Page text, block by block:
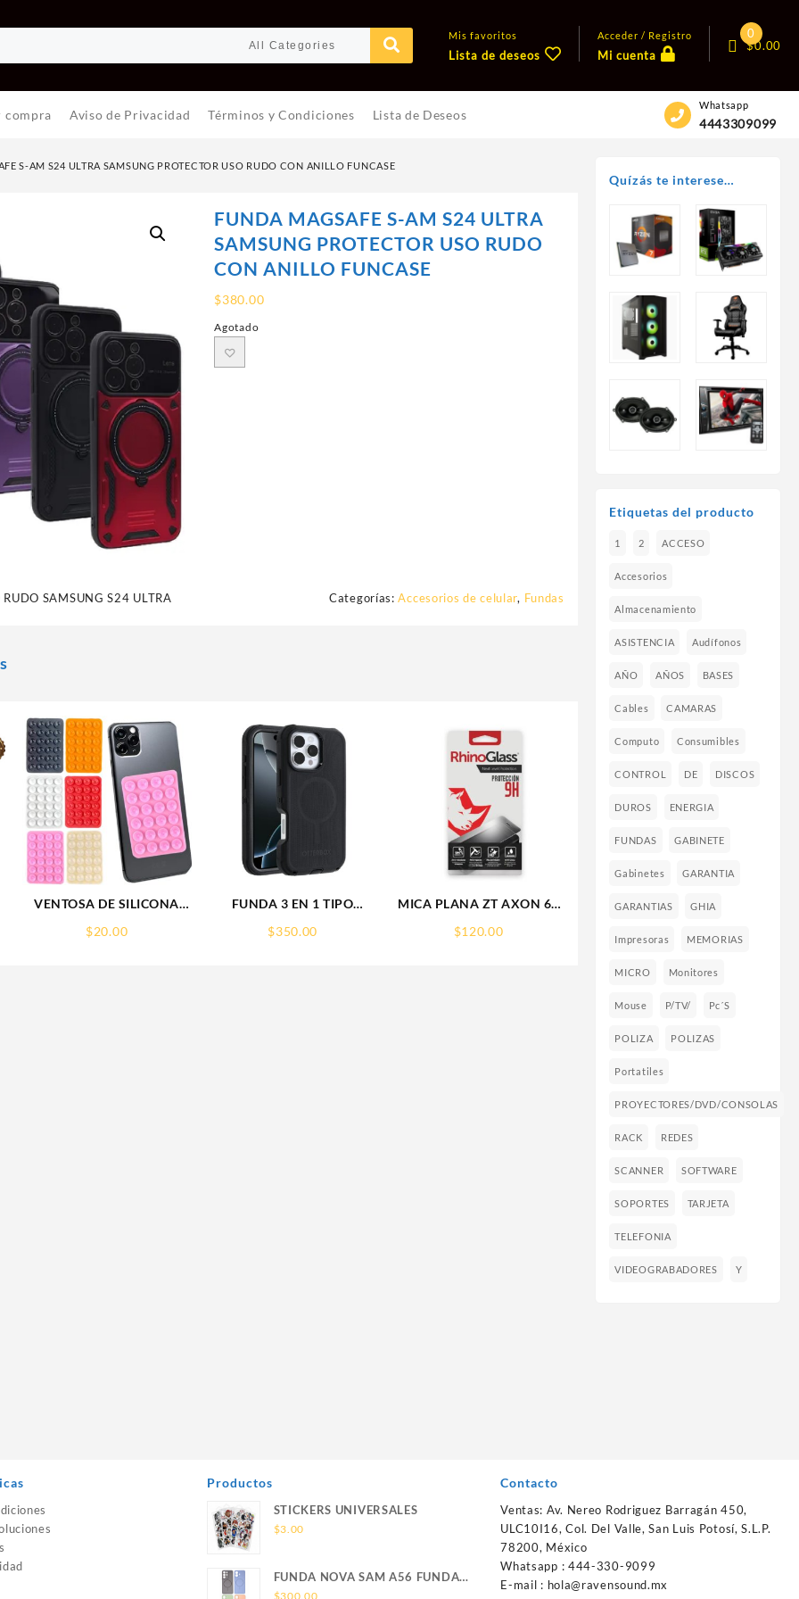
Mis favoritos
Lista de deseos
Acceder / Registro
Mi cuenta
0
$0.00
compra Aviso de Privacidad Términos y Condiciones Lista de Deseos
Whatsapp
4443309099
S-AM S24 ULTRA SAMSUNG PROTECTOR USO RUDO CON ANILLO FUNCASE
FUNDA MAGSAFE S-AM S24 ULTRA
SAMSUNG PROTECTOR USO RUDO
CON ANILLO FUNCASE
$380.00
Agotado
SAMSUNG S24 ULTRA Categorías:Accesorios de celular, Fundas
VENTOSA DE SILICONA
$20.00
FUNDA 3 EN 1 TIPO
SAM S26 ULTRA SAMSUNG
$350.00
MICA PLANA ZT AXON 60
$120.00
Quízás te interese…
Etiquetas del producto
1 2 ACCESO
Accesorios
Almacenamiento
ASISTENCIA Audífonos
AÑO AÑOS BASES
Cables CAMARAS
Computo Consumibles
CONTROL DE DISCOS
DUROS ENERGIA
FUNDAS GABINETE
Gabinetes GARANTIA
GARANTIAS GHIA
Impresoras MEMORIAS
MICRO Monitores
Mouse P/TV/ Pc´s
POLIZA POLIZAS
Portatiles
PROYECTORES/DVD/CONSOLAS
RACK REDES
SCANNER SOFTWARE
SOPORTES TARJETA
TELEFONIA
VIDEOGRABADORES Y
Productos
STICKERS UNIVERSALES
$3.00
FUNDA NOVA SAM A56 FUNDA
SILICONA SIN SOPORTE
$300.00
Contacto
Ventas: Av. Nereo Rodriguez Barragán 450,
ULC10I16, Col. Del Valle, San Luis Potosí, S.L.P.
78200, México
Whatsapp : 444-330-9099
E-mail : hola@ravensound.mx